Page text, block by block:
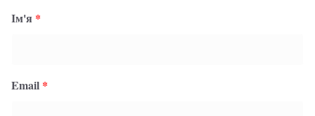
Ім'я *
Email *